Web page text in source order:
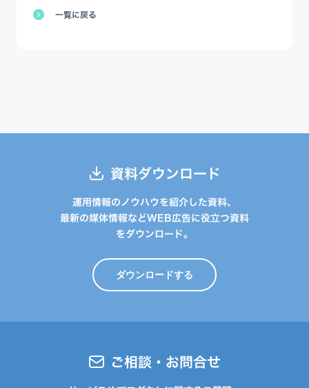
一覧に戻る
資料ダウンロード
運用情報のノウハウを紹介した資料、
最新の媒体情報などWEB広告に役立つ資料
をダウンロード。
ダウンロードする
ご相談・お問合せ